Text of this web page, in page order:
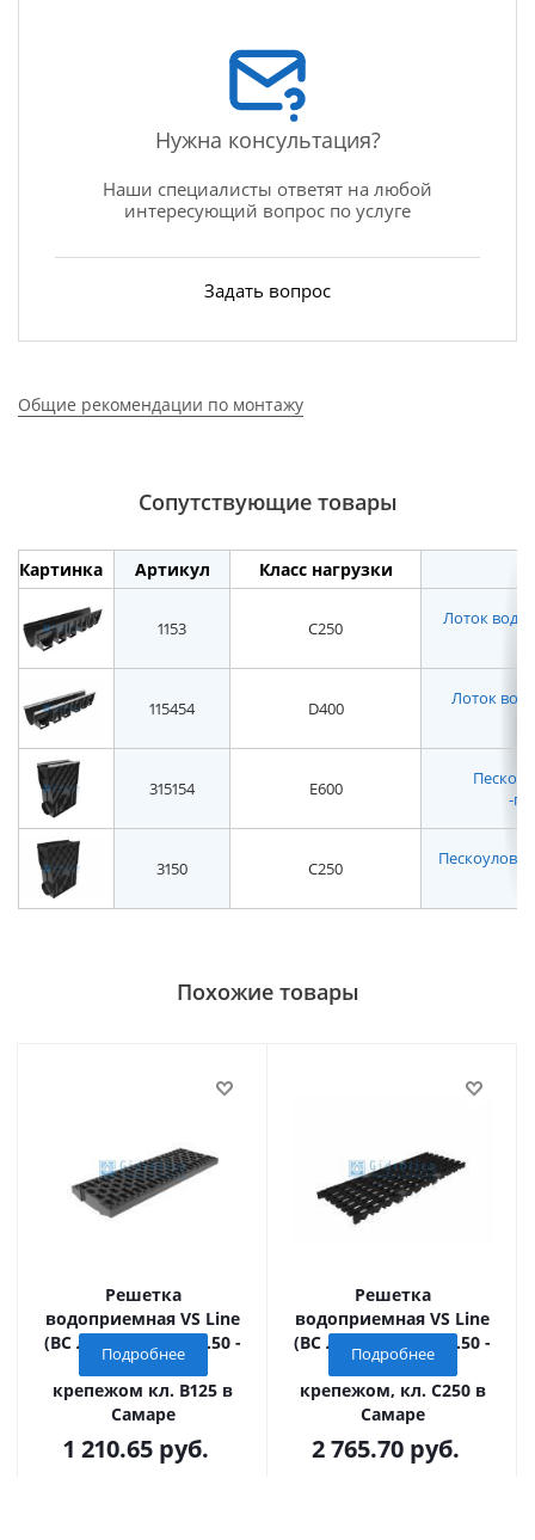
Нужна консультация?
Наши специалисты ответят на любой
интересующий вопрос по услуге
Задать вопрос
Общие рекомендации по монтажу
Сопутствующие товары
Картинка Артикул Класс нагрузки
1153 C250 Лоток
115454 D400 Лоток
315154 E600
-
3150 C250
Похожие товары
Решетка
водоприемная VS Line
(ВС Лайн) DN150.18.50 -
пластиковая, с
крепежом кл. B125 в
Самаре
1 210.65 руб.
Подробнее
Решетка
водоприемная VS Line
(ВС Лайн) DN150.18.50 -
чугунная ВЧ, с
крепежом, кл. С250 в
Самаре
2 765.70 руб.
Подробнее